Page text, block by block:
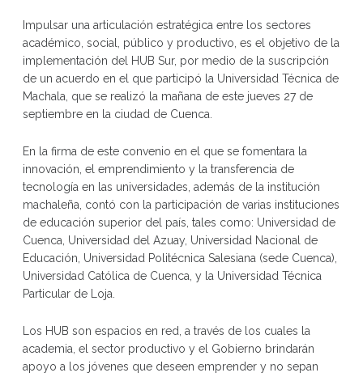
Impulsar una articulación estratégica entre los sectores
académico, social, público y productivo, es el objetivo de la
implementación del HUB Sur, por medio de la suscripción
de un acuerdo en el que participó la Universidad Técnica de
Machala, que se realizó la mañana de este jueves 27 de
septiembre en la ciudad de Cuenca.
En la firma de este convenio en el que se fomentara la
innovación, el emprendimiento y la transferencia de
tecnología en las universidades, además de la institución
machaleña, contó con la participación de varias instituciones
de educación superior del país, tales como: Universidad de
Cuenca, Universidad del Azuay, Universidad Nacional de
Educación, Universidad Politécnica Salesiana (sede Cuenca),
Universidad Católica de Cuenca, y la Universidad Técnica
Particular de Loja.
Los HUB son espacios en red, a través de los cuales la
academia, el sector productivo y el Gobierno brindarán
apoyo a los jóvenes que deseen emprender y no sepan